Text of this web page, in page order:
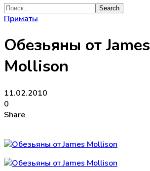
Приматы
Обезьяны от James
Mollison
11.02.2010
0
Share